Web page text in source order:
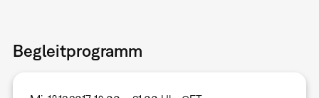
Begleitprogramm